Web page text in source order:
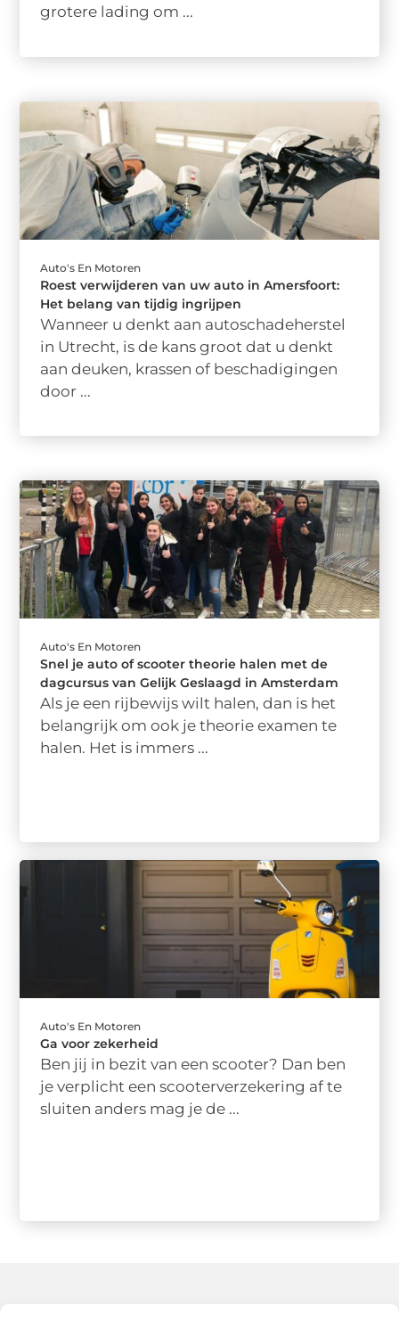
grotere lading om ...
Auto's En Motoren
Roest verwijderen van uw auto in Amersfoort:
Het belang van tijdig ingrijpen
Wanneer u denkt aan autoschadeherstel
in Utrecht, is de kans groot dat u denkt
aan deuken, krassen of beschadigingen
door ...
Auto's En Motoren
Snel je auto of scooter theorie halen met de
dagcursus van Gelijk Geslaagd in Amsterdam
Als je een rijbewijs wilt halen, dan is het
belangrijk om ook je theorie examen te
halen. Het is immers ...
Auto's En Motoren
Ga voor zekerheid
Ben jij in bezit van een scooter? Dan ben
je verplicht een scooterverzekering af te
sluiten anders mag je de ...